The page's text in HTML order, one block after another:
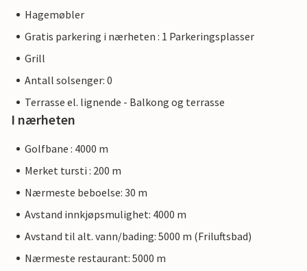
Hagemøbler
Gratis parkering i nærheten : 1 Parkeringsplasser
Grill
Antall solsenger: 0
Terrasse el. lignende - Balkong og terrasse
I nærheten
Golfbane : 4000 m
Merket tursti : 200 m
Nærmeste beboelse: 30 m
Avstand innkjøpsmulighet: 4000 m
Avstand til alt. vann/bading: 5000 m (Friluftsbad)
Nærmeste restaurant: 5000 m